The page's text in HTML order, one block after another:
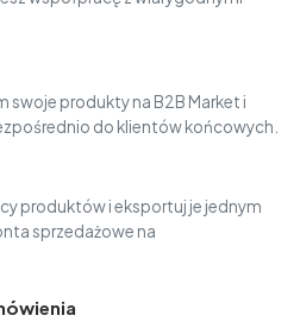
swoje produkty na B2B Market i
do klientów końcowych.
produktów i eksportuj je jednym
sprzedażowe na